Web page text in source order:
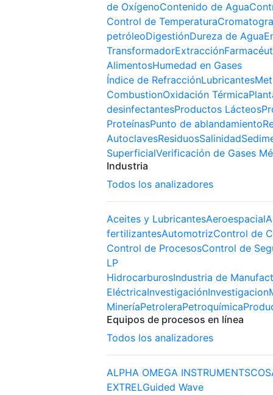
de OxígenoContenido de Agua
Control de Temperatura
petróleoDigestiónDureza de Agua
TransformadorExtracción
AlimentosHumedad en Gases
Índice de RefracciónLubricantes
CombustionOxidación Térmica
desinfectantesProductos Lácteos
ProteínasPunto de ablandamiento
AutoclavesResiduosSalinidad
SuperficialVerificación de Gases
Industria
Todos los analizadores
Aceites y LubricantesAeroespacial
fertilizantesAutomotrizControl de
Control de ProcesosControl de
LP
HidrocarburosIndustria de
EléctricaInvestigaciónInvestigacion
MineríaPetroleraPetroquímica
Equipos de procesos en línea
Todos los analizadores
ALPHA OMEGA INSTRUMENTS
EXTRELGuided Wave